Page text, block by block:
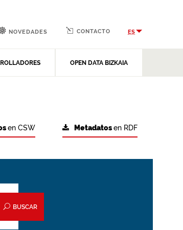
OPEN DATA BIZKAIA
NOVEDADES CONTACTO ES
Metadatosen RDF
en CSW
BUSCAR